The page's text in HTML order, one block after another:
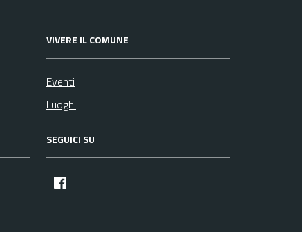
VIVERE IL COMUNE
Eventi
Luoghi
SEGUICI SU